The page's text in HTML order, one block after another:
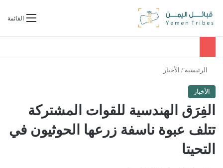
القائمةبحث عن
الرئيسية / الأخبار
الأخبار
الفِرَق الهندسية للقوات المشتركة
تتلف عبوة ناسفة زرعها الحوثيون في
التحيتا